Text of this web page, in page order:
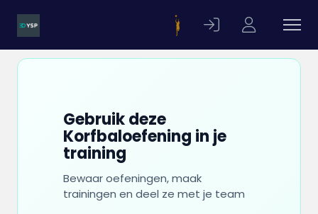
Gebruik deze
Korfbaloefening in je
training
Bewaar oefeningen, maak
trainingen en deel ze met je team